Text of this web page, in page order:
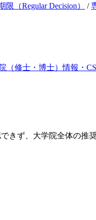
限（Regular Decision） /
（修士・博士）情報・CS
きず、大学院全体の推